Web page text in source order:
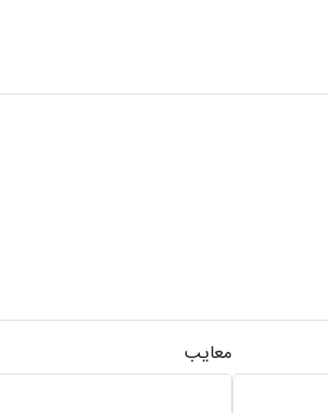
معایب